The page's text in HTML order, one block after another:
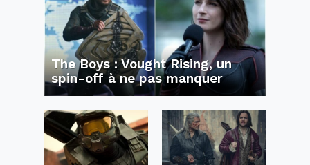
The Boys : Vought Rising, un
spin-off à ne pas manquer